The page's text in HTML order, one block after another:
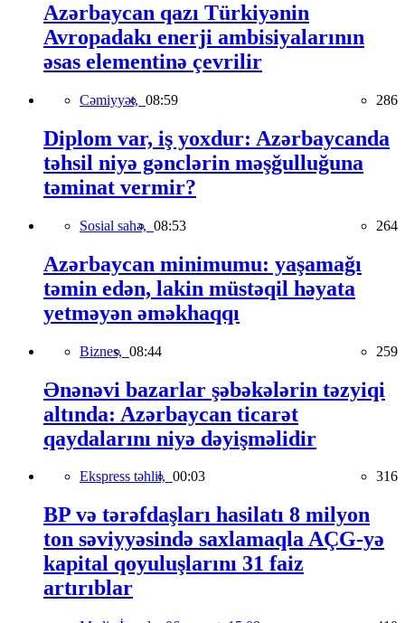
Azərbaycan qazı Türkiyənin
Avropadakı enerji ambisiyalarının
əsas elementinə çevrilir
Cəmiyyət, 08:59 286
Diplom var, iş yoxdur: Azərbaycanda
təhsil niyə gənclərin məşğulluğuna
təminat vermir?
Sosial sahə, 08:53 264
Azərbaycan minimumu: yaşamağı
təmin edən, lakin müstəqil həyata
yetməyən əməkhaqqı
Biznes, 08:44 259
Ənənəvi bazarlar şəbəkələrin təzyiqi
altında: Azərbaycan ticarət
qaydalarını niyə dəyişməlidir
Ekspress təhlil, 00:03 316
BP və tərəfdaşları hasilatı 8 milyon
ton səviyyəsində saxlamaqla AÇG-yə
kapital qoyuluşlarını 31 faiz
artırıblar